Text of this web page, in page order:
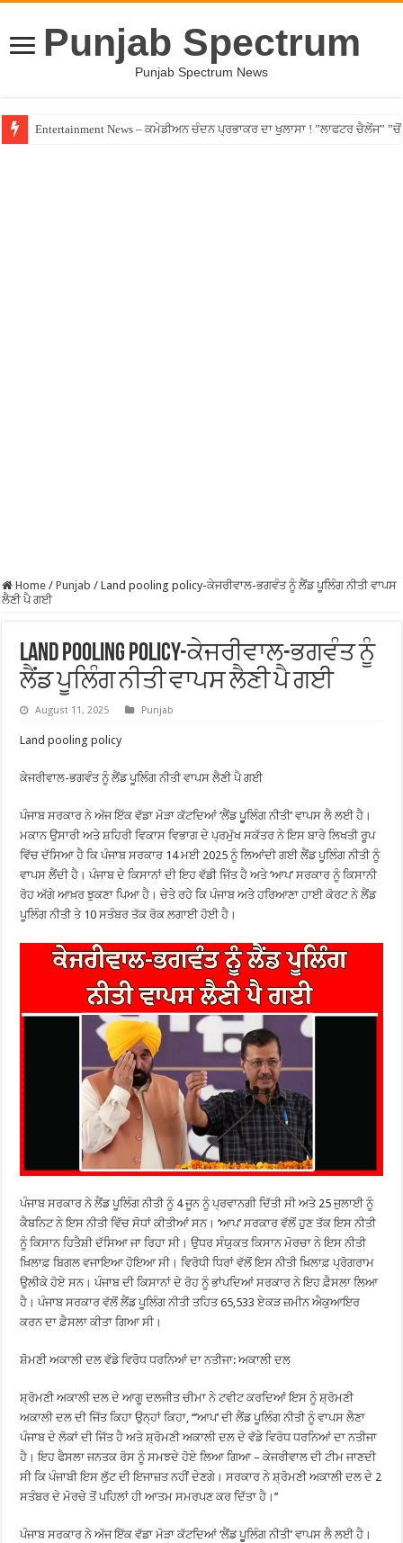
Punjab Spectrum
Punjab Spectrum News
Entertainment News – ਕਮੇਡੀਅਨ ਚੰਦਨ ਪ੍ਰਭਾਕਰ ਦਾ ਖੁਲਾਸਾ ! ”ਲਾਫਟਰ ਚੈਲੇਂਜ”
Jalandhar – ਧੋਖੇਬਾਜ਼ ਏਜੰਟ ਦੇ ਧੱਕੇ ਚੜ੍ਹਿਆ ਪੰਜਾਬੀ ਨੌਜਵਾਨ, ਸੁਣਾਈ ਹੱਡਬੀਤੀ
Home / Punjab / Land pooling policy-ਕੇਜਰੀਵਾਲ-ਭਗਵੰਤ ਨੂੰ ਲੈਂਡ ਪੂਲਿੰਗ ਨੀਤੀ ਵਾਪਸ
ਲੈਣੀ ਪੈ ਗਈ
Land pooling policy-ਕੇਜਰੀਵਾਲ-ਭਗਵੰਤ ਨੂੰ
ਲੈਂਡ ਪੂਲਿੰਗ ਨੀਤੀ ਵਾਪਸ ਲੈਣੀ ਪੈ ਗਈ
August 11, 2025 Punjab
Land pooling policy
ਕੇਜਰੀਵਾਲ-ਭਗਵੰਤ ਨੂੰ ਲੈਂਡ ਪੂਲਿੰਗ ਨੀਤੀ ਵਾਪਸ ਲੈਣੀ ਪੈ ਗਈ
ਪੰਜਾਬ ਸਰਕਾਰ ਨੇ ਅੱਜ ਇੱਕ ਵੱਡਾ ਮੋੜਾ ਕੱਟਦਿਆਂ ‘ਲੈਂਡ ਪੂੂਲਿੰਗ ਨੀਤੀ’ ਵਾਪਸ ਲੈ ਲਈ ਹੈ।
ਮਕਾਨ ਉਸਾਰੀ ਅਤੇ ਸ਼ਹਿਰੀ ਵਿਕਾਸ ਵਿਭਾਗ ਦੇ ਪ੍ਰਮੁੱਖ ਸਕੱਤਰ ਨੇ ਇਸ ਬਾਰੇ ਲਿਖਤੀ ਰੂਪ
ਵਿੱਚ ਦੱਸਿਆ ਹੈ ਕਿ ਪੰਜਾਬ ਸਰਕਾਰ 14 ਮਈ 2025 ਨੂੰ ਲਿਆਂਦੀ ਗਈ ਲੈਂਡ ਪੂਲਿੰਗ ਨੀਤੀ ਨੂੰ
ਵਾਪਸ ਲੈਂਦੀ ਹੈ। ਪੰਜਾਬ ਦੇ ਕਿਸਾਨਾਂ ਦੀ ਇਹ ਵੱਡੀ ਜਿੱਤ ਹੈ ਅਤੇ ‘ਆਪ’ ਸਰਕਾਰ ਨੂੰ ਕਿਸਾਨੀ
ਰੋਹ ਅੱਗੇ ਆਖ਼ਰ ਝੁਕਣਾ ਪਿਆ ਹੈ। ਚੇਤੇ ਰਹੇ ਕਿ ਪੰਜਾਬ ਅਤੇ ਹਰਿਆਣਾ ਹਾਈ ਕੋਰਟ ਨੇ ਲੈਂਡ
ਪੂਲਿੰਗ ਨੀਤੀ ਤੇ 10 ਸਤੰਬਰ ਤੱਕ ਰੋਕ ਲਗਾਈ ਹੋਈ ਹੈ।
ਪੰਜਾਬ ਸਰਕਾਰ ਨੇ ਲੈਂਡ ਪੂਲਿੰਗ ਨੀਤੀ ਨੂੰ 4 ਜੂਨ ਨੂੰ ਪ੍ਰਵਾਨਗੀ ਦਿੱਤੀ ਸੀ ਅਤੇ 25 ਜੁਲਾਈ ਨੂੰ
ਕੈਬਨਿਟ ਨੇ ਇਸ ਨੀਤੀ ਵਿੱਚ ਸੋਧਾਂ ਕੀਤੀਆਂ ਸਨ। ‘ਆਪ’ ਸਰਕਾਰ ਵੱਲੋਂ ਹੁਣ ਤੱਕ ਇਸ ਨੀਤੀ
ਨੂੰ ਕਿਸਾਨ ਹਿਤੈਸ਼ੀ ਦੱਸਿਆ ਜਾ ਰਿਹਾ ਸੀ। ਉਧਰ ਸੰਯੁਕਤ ਕਿਸਾਨ ਮੋਰਚਾ ਨੇ ਇਸ ਨੀਤੀ
ਖ਼ਿਲਾਫ਼ ਬਿਗਲ ਵਜਾਇਆ ਹੋਇਆ ਸੀ। ਵਿਰੋਧੀ ਧਿਰਾਂ ਵੱਲੋਂ ਇਸ ਨੀਤੀ ਖ਼ਿਲਾਫ਼ ਪ੍ਰੋਗਰਾਮ
ਉਲੀਕੇ ਹੋਏ ਸਨ। ਪੰਜਾਬ ਦੀ ਕਿਸਾਨਾਂ ਦੇ ਰੋਹ ਨੂੰ ਭਾਂਪਦਿਆਂ ਸਰਕਾਰ ਨੇ ਇਹ ਫ਼ੈਸਲਾ ਲਿਆ
ਹੈ। ਪੰਜਾਬ ਸਰਕਾਰ ਵੱਲੋਂ ਲੈਂਡ ਪੂਲਿੰਗ ਨੀਤੀ ਤਹਿਤ 65,533 ਏਕੜ ਜ਼ਮੀਨ ਐਕੁਆਇਰ
ਕਰਨ ਦਾ ਫ਼ੈਸਲਾ ਕੀਤਾ ਗਿਆ ਸੀ।
ਸ਼ੋਮਣੀ ਅਕਾਲੀ ਦਲ ਵੱਡੇ ਵਿਰੋਧ ਧਰਨਿਆਂ ਦਾ ਨਤੀਜਾ: ਅਕਾਲੀ ਦਲ
ਸ਼੍ਰੋਮਣੀ ਅਕਾਲੀ ਦਲ ਦੇ ਆਗੂ ਦਲਜੀਤ ਚੀਮਾ ਨੇ ਟਵੀਟ ਕਰਦਿਆਂ ਇਸ ਨੂੰ ਸ਼੍ਰੋਮਣੀ
ਅਕਾਲੀ ਦਲ ਦੀ ਜਿੱਤ ਕਿਹਾ ਉਨ੍ਹਾਂ ਕਿਹਾ, ‘‘’ਆਪ’ ਦੀ ਲੈਂਡ ਪੂਲਿੰਗ ਨੀਤੀ ਨੂੰ ਵਾਪਸ ਲੈਣਾ
ਪੰਜਾਬ ਦੇ ਲੋਕਾਂ ਦੀ ਜਿੱਤ ਹੈ ਅਤੇ ਸ਼੍ਰੋਮਣੀ ਅਕਾਲੀ ਦਲ ਦੇ ਵੱਡੇ ਵਿਰੋਧ ਧਰਨਿਆਂ ਦਾ ਨਤੀਜਾ
ਹੈ। ਇਹ ਫੈਸਲਾ ਜਨਤਕ ਰੋਸ ਨੂੰ ਸਮਝਦੇ ਹੋਏ ਲਿਆ ਗਿਆ – ਕੇਜਰੀਵਾਲ ਦੀ ਟੀਮ ਜਾਣਦੀ
ਸੀ ਕਿ ਪੰਜਾਬੀ ਇਸ ਲੁੱਟ ਦੀ ਇਜਾਜ਼ਤ ਨਹੀਂ ਦੇਣਗੇ। ਸਰਕਾਰ ਨੇ ਸ਼੍ਰੋਮਣੀ ਅਕਾਲੀ ਦਲ ਦੇ 2
ਸਤੰਬਰ ਦੇ ਮੋਰਚੇ ਤੋਂ ਪਹਿਲਾਂ ਹੀ ਆਤਮ ਸਮਰਪਣ ਕਰ ਦਿੱਤਾ ਹੈ।’’
ਪੰਜਾਬ ਸਰਕਾਰ ਨੇ ਅੱਜ ਇੱਕ ਵੱਡਾ ਮੋੜਾ ਕੱਟਦਿਆਂ ‘ਲੈਂਡ ਪੂੂਲਿੰਗ ਨੀਤੀ’ ਵਾਪਸ ਲੈ ਲਈ ਹੈ।